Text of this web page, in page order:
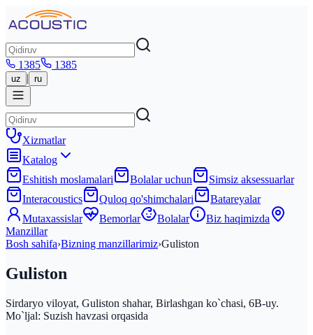
1385 1385
uz | ru
Xizmatlar
Katalog
Eshitish moslamalari
Bolalar uchun
Simsiz aksessuarlar
Interacoustics
Quloq qo'shimchalari
Batareyalar
Mutaxassislar
Bemorlar Bolalar
Biz haqimizda
Manzillar
Bosh sahifa›Bizning manzillarimiz›Guliston
Guliston
Sirdaryo viloyat, Guliston shahar, Birlashgan ko`chasi, 6B-uy.
Mo`ljal: Suzish havzasi orqasida